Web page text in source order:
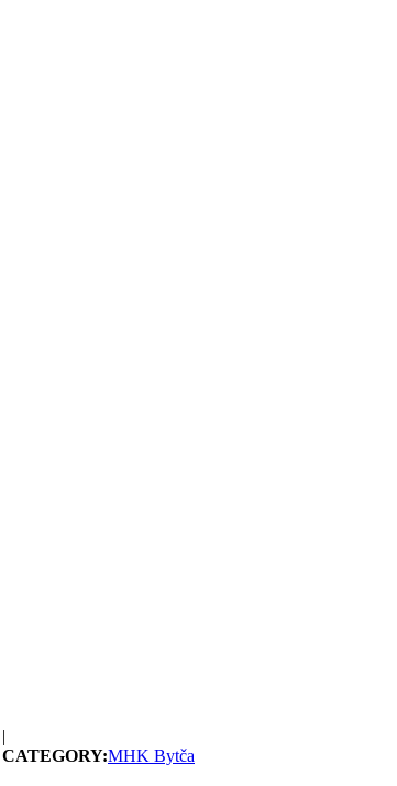
|
CATEGORY:MHK Bytča